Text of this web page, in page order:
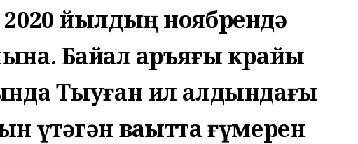
йылдың ноябрендә
Байҡал аръяғы крайы
Тыуған ил алдындағы
үтәгән ваҡытта ғүмерен